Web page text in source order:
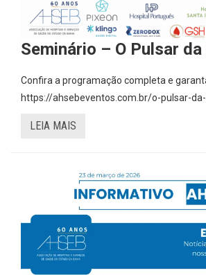
Seminário – O Pulsar
Confira a programação completa e
https://ahsebeventos.com.br/o-pulsar-
LEIA MAIS